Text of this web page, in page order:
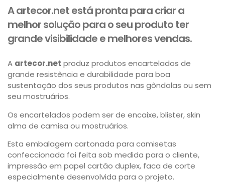
A artecor.net está pronta para criar a
melhor solução para o seu produto ter
grande visibilidade e melhores vendas.
A artecor.net produz produtos encartelados de
grande resistência e durabilidade para boa
sustentação dos seus produtos nas gôndolas ou sem
seu mostruários.
Os encartelados podem ser de encaixe, blister, skin
alma de camisa ou mostruários.
Esta embalagem cartonada para camisetas
confeccionada foi feita sob medida para o cliente,
impressão em papel cartão duplex, faca de corte
especialmente desenvolvida para o projeto.